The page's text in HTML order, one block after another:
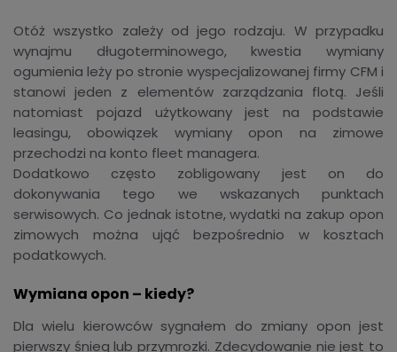
Otóż wszystko zależy od jego rodzaju. W przypadku
wynajmu długoterminowego, kwestia wymiany
ogumienia leży po stronie wyspecjalizowanej firmy CFM i
stanowi jeden z elementów zarządzania flotą. Jeśli
natomiast pojazd użytkowany jest na podstawie
leasingu, obowiązek wymiany opon na zimowe
przechodzi na konto fleet managera.
Dodatkowo często zobligowany jest on do
dokonywania tego we wskazanych punktach
serwisowych. Co jednak istotne, wydatki na zakup opon
zimowych można ująć bezpośrednio w kosztach
podatkowych.
Wymiana opon – kiedy?
Dla wielu kierowców sygnałem do zmiany opon jest
pierwszy śnieg lub przymrozki. Zdecydowanie nie jest to